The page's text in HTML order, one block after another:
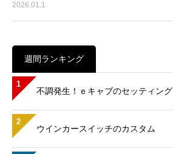
2026.01.1
週間ランキング
1
不調発生！ｅキャブのセッティング
2
ウインカースイッチのカスタム